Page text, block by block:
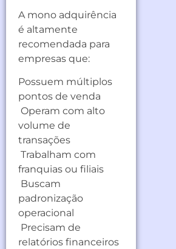
A mono adquirência
é altamente
recomendada para
empresas que:
Possuem múltiplos
pontos de venda
Operam com alto
volume de
transações
Trabalham com
franquias ou filiais
Buscam
padronização
operacional
Precisam de
relatórios financeiros